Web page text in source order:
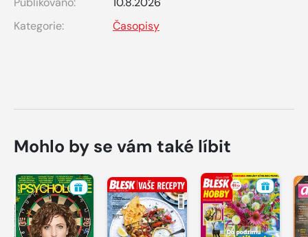
Kategorie:
Časopisy
Mohlo by se vám také líbit